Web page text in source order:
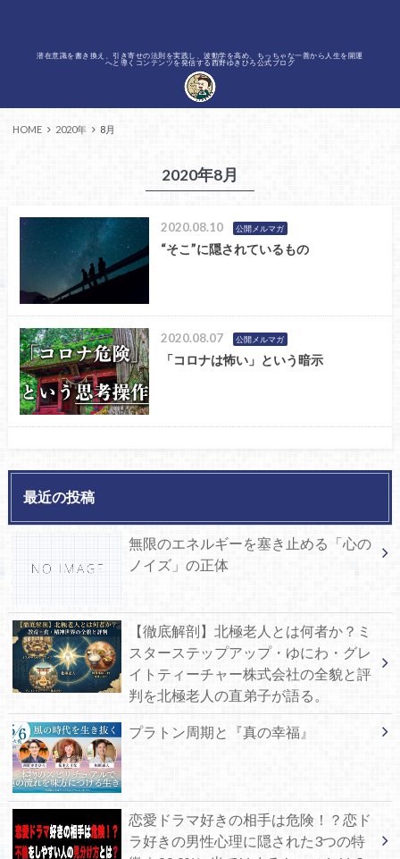
潜在意識を書き換え、引き寄せの法則を実践し、波動学を高め、ちっちゃな一善から人生を開運
へと導くコンテンツを発信する西野ゆきひろ公式ブログ
HOME 2020年 8月
2020年8月
2020.08.10 公開メルマガ
“そこ”に隠されているもの
2020.08.07 公開メルマガ
「コロナは怖い」という暗示
最近の投稿
無限のエネルギーを塞き止める「心の
ノイズ」の正体
【徹底解剖】北極老人とは何者か？ミ
スターステップアップ・ゆにわ・グレ
イトティーチャー株式会社の全貌と評
判を北極老人の直弟子が語る。
プラトン周期と『真の幸福』
恋愛ドラマ好きの相手は危険！？恋ド
ラ好きの男性心理に隠された3つの特